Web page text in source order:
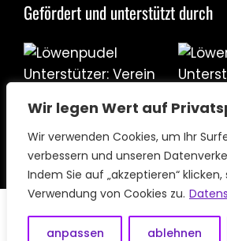
Wir legen Wert auf
Wir verwenden Cookies, um Ihr
verbessern und unseren
Indem Sie auf „akzeptieren“
Verwendung von Cookies zu.
anpassen ablehnen
Gefördert und unterstützt durch